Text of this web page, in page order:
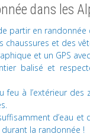
dans les
partir en randonnée
chaussures et des
et un GPS
balisé et
feu à l’extérieur
d’eau
la randonnée !